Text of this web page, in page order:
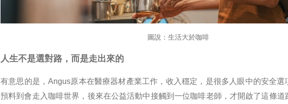
圖說：生活大於咖啡
人生不是選對路，而是走出來的
有意思的是，Angus原本在醫療器材產業工作，收入穩定，是很多人眼中的安全選
預料到會走入咖啡世界，後來在公益活動中接觸到一位咖啡老師，才開啟了這條道